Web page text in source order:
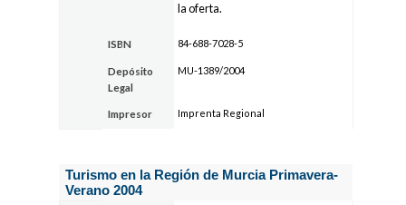
la oferta.
ISBN 84-688-7028-5
Depósito
Legal
MU-1389/2004
Impresor Imprenta Regional
Turismo en la Región de Murcia Primavera-
Verano 2004